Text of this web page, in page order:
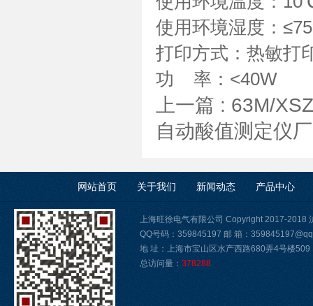
使用环境湿度：
打印方式：热敏打
功 率：<40W
上一篇 : 63M/
自动酸值测定仪
网站首页 关于我们 新闻动态 产品中心
上海旺徐电气有限公司 Copyright 2017-2018
QQ号码：359845197 邮 箱：
地 址：上海市宝山区水产西路680弄4号楼509
总访问量： 378288